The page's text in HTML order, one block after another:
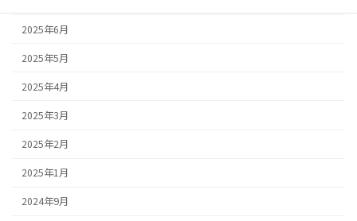
2025年6月
2025年5月
2025年4月
2025年3月
2025年2月
2025年1月
2024年9月